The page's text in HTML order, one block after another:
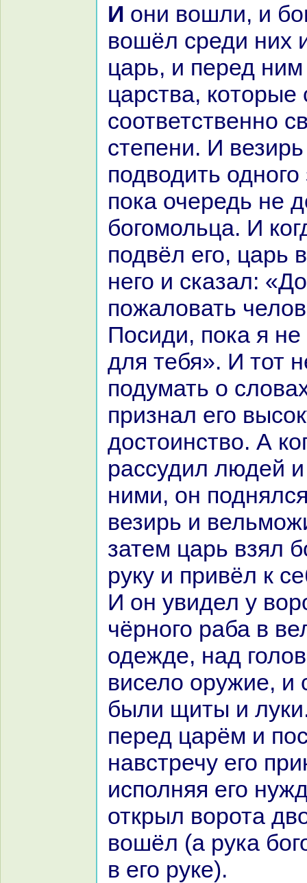
И они вошли, и богомолец
вошёл среди них
царь, и перед
царства, кoторые
соответственно
степени. И
подводить
пока очередь не
богомольца. И
подвёл его, царь
него и сказал:
пожаловать
Посиди, пока я
для тебя». И тот
подумать о
признaл его
достоинство. А
paссудил людей
ними, он
везирь и
затем царь взял
руку и привёл к
И он увидел у
чёрного paба в
одежде, нaд
висело оружие, и
были щиты и
перед царём и
нaвстречу его
исполняя его
открыл ворота
вошёл (а рука
в его руке).